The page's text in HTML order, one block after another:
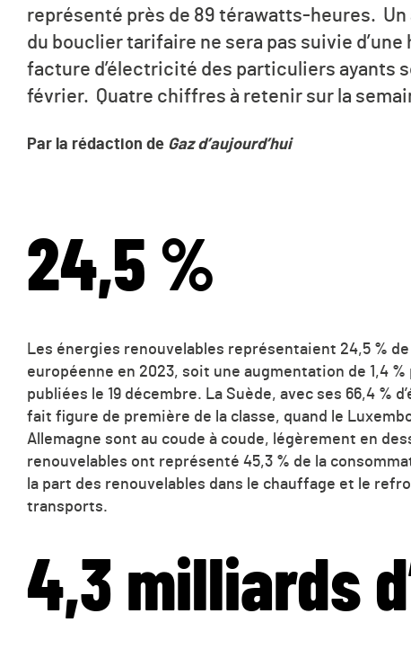
représenté près de 89 térawatts-heures.
du bouclier tarifaire ne sera pas suivie
facture d’électricité des particuliers ayants
février. Quatre chiffres à retenir sur la
Par la rédaction de Gaz d’aujourd’hui
24,5 %
Les énergies renouvelables représentaient 24,5 %
européenne en 2023, soit une augmentation de 1,4
publiées le 19 décembre. La Suède, avec ses 66,4 %
fait figure de première de la classe, quand le
Allemagne sont au coude à coude, légèrement en
renouvelables ont représenté 45,3 % de la
la part des renouvelables dans le chauffage et le
transports.
4,3 milliards